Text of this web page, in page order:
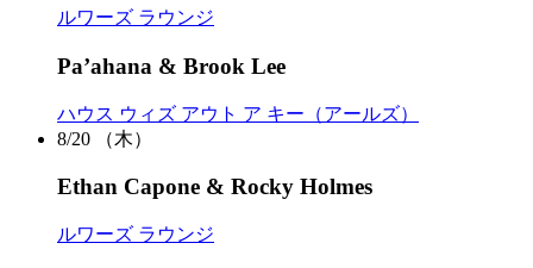
ルワーズ ラウンジ
Pa’ahana & Brook Lee
ハウス ウィズ アウト ア キー（アールズ）
8/20
（木）
Ethan Capone & Rocky Holmes
ルワーズ ラウンジ